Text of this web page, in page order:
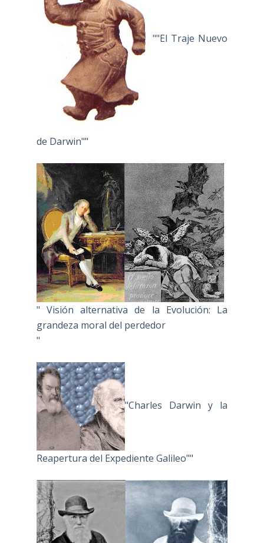
""El Traje Nuevo
de Darwin""
" Visión alternativa de la Evolución: La
grandeza moral del perdedor
"
"Charles Darwin y la
Reapertura del Expediente Galileo""